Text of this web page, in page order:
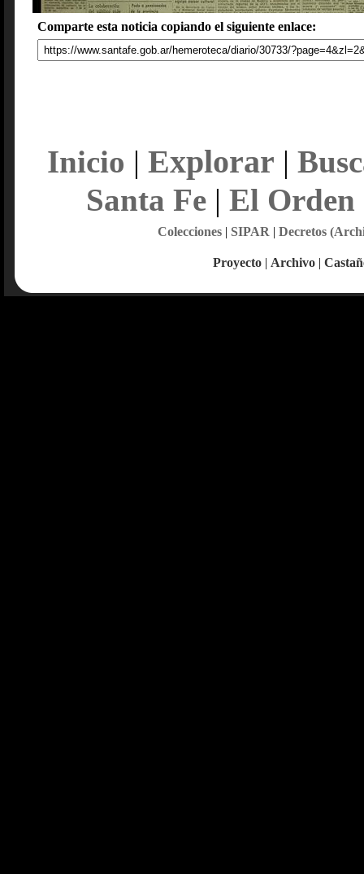
Comparte esta noticia copiando el siguiente enlace:
Inicio | Explorar |
Santa Fe| El Orden
Colecciones| SIPAR | Decretos
Proyecto | Archivo |